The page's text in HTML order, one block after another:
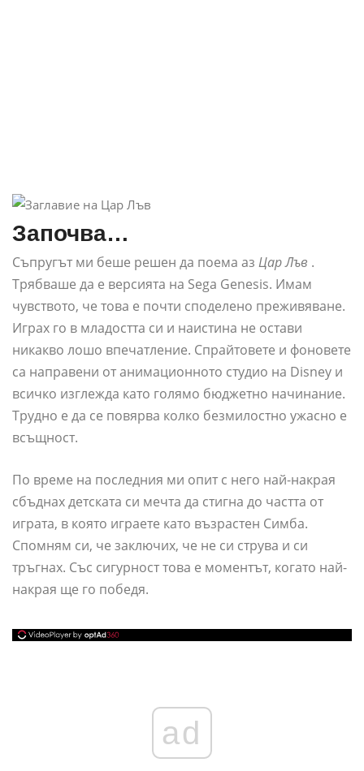
Започва…
Съпругът ми беше решен да поема аз Цар Лъв .
Трябваше да е версията на Sega Genesis. Имам
чувството, че това е почти споделено преживяване.
Играх го в младостта си и наистина не остави
никакво лошо впечатление. Спрайтовете и фоновете
са направени от анимационното студио на Disney и
всичко изглежда като голямо бюджетно начинание.
Трудно е да се повярва колко безмилостно ужасно е
всъщност.
По време на последния ми опит с него най-накрая
сбъднах детската си мечта да стигна до частта от
играта, в която играете като възрастен Симба.
Спомням си, че заключих, че не си струва и си
тръгнах. Със сигурност това е моментът, когато най-
накрая ще го победя.
ad